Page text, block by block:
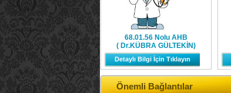
68.01.56 Nolu AHB
( Dr.KÜBRA GÜLTEKİN)
Detaylı Bilgi İçin Tıklayın
Önemli Bağlantılar